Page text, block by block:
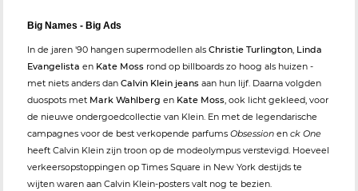
Big Names - Big Ads
In de jaren '90 hangen supermodellen als Christie Turlington, Linda
Evangelista en Kate Moss rond op billboards zo hoog als huizen -
met niets anders dan Calvin Klein jeans aan hun lijf. Daarna volgden
duospots met Mark Wahlberg en Kate Moss, ook licht gekleed, voor
de nieuwe ondergoedcollectie van Klein. En met de legendarische
campagnes voor de best verkopende parfums Obsession en ck One
heeft Calvin Klein zijn troon op de modeolympus verstevigd. Hoeveel
verkeersopstoppingen op Times Square in New York destijds te
wijten waren aan Calvin Klein-posters valt nog te bezien.